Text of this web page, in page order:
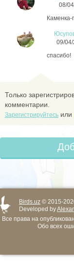
08/
09/
спасибо!
Только
комментарии.
Зарегистрируйтесь или
Birds.uz © 2015-
Developed by
Все права на
Обо всех